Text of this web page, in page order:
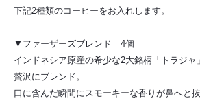
下記2種類のコーヒーをお入れします。
▼ファーザーズブレンド 4個
インドネシア原産の希少な2大銘柄「トラジャ
贅沢にブレンド。
口に含んだ瞬間にスモーキーな香りが鼻へと